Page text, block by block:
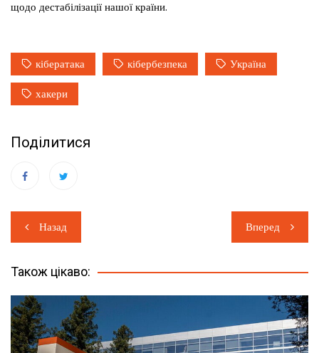
щодо дестабілізації нашої країни.
кібератака кібербезпека Україна
хакери
Поділитися
Навігація
записів
Назад Вперед
Також цікаво: